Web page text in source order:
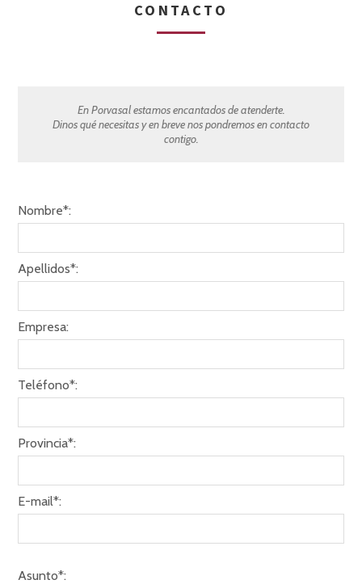
CONTACTO
En Porvasal estamos encantados de atenderte.
Dinos qué necesitas y en breve nos pondremos en contacto
contigo.
Nombre*:
Apellidos*:
Empresa:
Teléfono*:
Provincia*:
E-mail*:
Asunto*: